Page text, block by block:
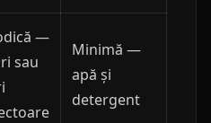
—
sau
Minimă —
apă și
detergent